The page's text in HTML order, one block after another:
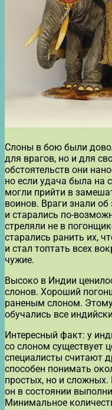
Слоны в бою были
для врагов, но и для
обстоятельств они
но если удача была на
могли прийти в
воинов. Враги знали об
и старались по-
стреляли не в
старались ранить их,
и стал топтать всех
чужие.
Высоко в Индии
слонов. Хороший
раненым слоном.
обучались все
Интересный факт: у
со слоном существует
специалисты считают
способен понимать
простых, но и
он в состоянии
Минимальное